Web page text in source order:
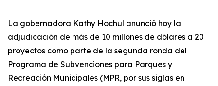
La gobernadora Kathy Hochul anunció hoy la
adjudicación de más de 10 millones de dólares a 20
proyectos como parte de la segunda ronda del
Programa de Subvenciones para Parques y
Recreación Municipales (MPR, por sus siglas en